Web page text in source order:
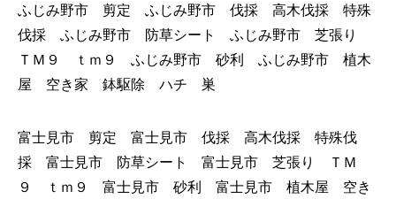
ふじみ野市 剪定 ふじみ野市 伐採 高木伐採 特殊
伐採 ふじみ野市 防草シート ふじみ野市 芝張り
ＴＭ９ ｔｍ９ ふじみ野市 砂利 ふじみ野市 植木
屋 空き家 鉢駆除 ハチ 巣
富士見市 剪定 富士見市 伐採 高木伐採 特殊伐
採 富士見市 防草シート 富士見市 芝張り ＴＭ
９ ｔｍ９ 富士見市 砂利 富士見市 植木屋 空き